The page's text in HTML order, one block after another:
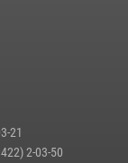
21
2-03-50